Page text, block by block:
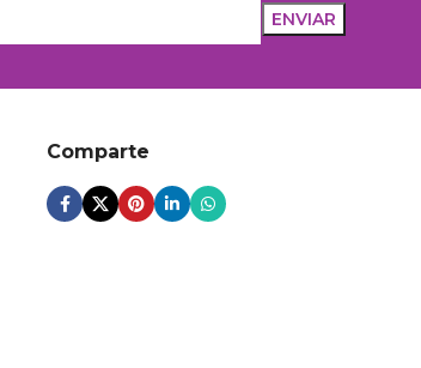
Comparte